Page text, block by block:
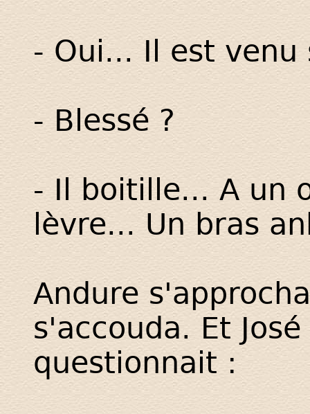
- Oui... Il est venu
- Blessé ?
- Il boitille... A un
lèvre... Un bras
Andure
s'accouda. Et
questionnait :